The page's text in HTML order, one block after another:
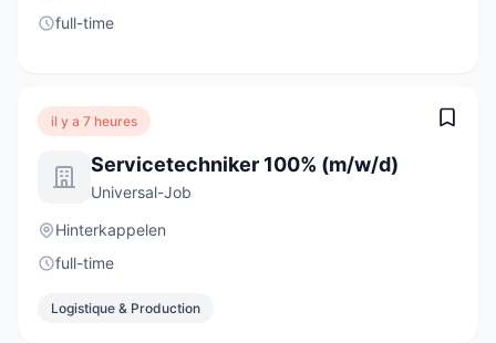
full-time
il y a 7 heures
Servicetechniker 100% (m/w/d)
Universal-Job
Hinterkappelen
full-time
Logistique & Production